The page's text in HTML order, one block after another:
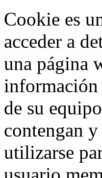
Cookie es
acceder a
una página
información
de su
contengan
utilizarse